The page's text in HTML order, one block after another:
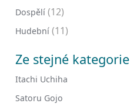
Dospělí (12)
Hudební (11)
Ze stejné kategorie
Itachi Uchiha
Satoru Gojo